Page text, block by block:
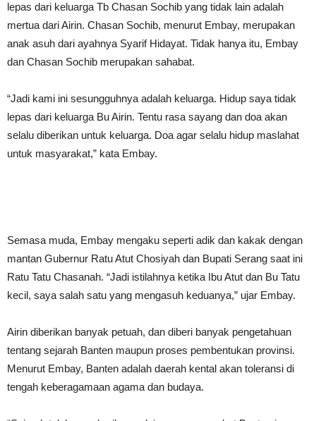
lepas dari keluarga Tb Chasan Sochib yang tidak lain adalah
mertua dari Airin. Chasan Sochib, menurut Embay, merupakan
anak asuh dari ayahnya Syarif Hidayat. Tidak hanya itu, Embay
dan Chasan Sochib merupakan sahabat.
“Jadi kami ini sesungguhnya adalah keluarga. Hidup saya tidak
lepas dari keluarga Bu Airin. Tentu rasa sayang dan doa akan
selalu diberikan untuk keluarga. Doa agar selalu hidup maslahat
untuk masyarakat,” kata Embay.
Semasa muda, Embay mengaku seperti adik dan kakak dengan
mantan Gubernur Ratu Atut Chosiyah dan Bupati Serang saat ini
Ratu Tatu Chasanah. “Jadi istilahnya ketika Ibu Atut dan Bu Tatu
kecil, saya salah satu yang mengasuh keduanya,” ujar Embay.
Airin diberikan banyak petuah, dan diberi banyak pengetahuan
tentang sejarah Banten maupun proses pembentukan provinsi.
Menurut Embay, Banten adalah daerah kental akan toleransi di
tengah keberagamaan agama dan budaya.